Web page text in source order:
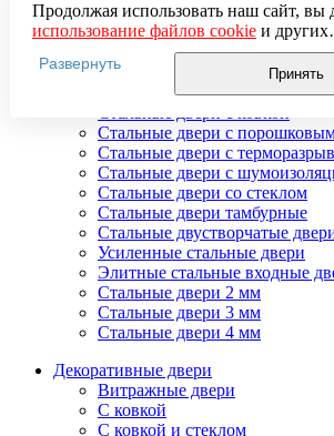
Стальные двери в подъезд
Стальные двери внутреннего
Стальные двери массив
Стальные двери мдф
Стальные двери с зеркалом
Стальные двери с
Стальные двери с
Стальные двери с
Стальные двери со стеклом
Стальные двери тамбурные
Стальные двустворчатые
Усиленные стальные двери
Элитные стальные входные
Стальные двери 2 мм
Стальные двери 3 мм
Стальные двери 4 мм
Декоративные двери
Витражные двери
С ковкой
С ковкой и стеклом
Продолжая использовать наш сайт, вы
использование файлов cookieи других
пользовательских данных (включая IP-
местоположении, устройстве, действиях на сайте и
для функционирования сайта,
использования систем аналитики
Яндекс.Метрика), в соответствии с
обработки персональных данных.
Если вы не хотите, чтобы ваши данные
настройте ограничения в браузере или
Развернуть
Принять